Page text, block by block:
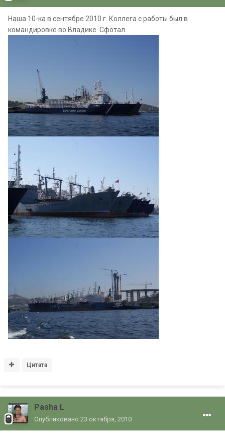
Наша 10-ка в сентябре 2010 г. Коллега с работы был в
командировке во Владике. Сфотал.
Цитата
Pasha L
Опубликовано 23 октября, 2010